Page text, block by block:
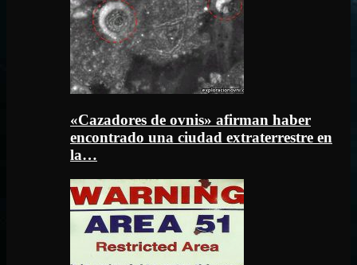
«Cazadores de ovnis» afirman haber
encontrado una ciudad extraterrestre en
la…